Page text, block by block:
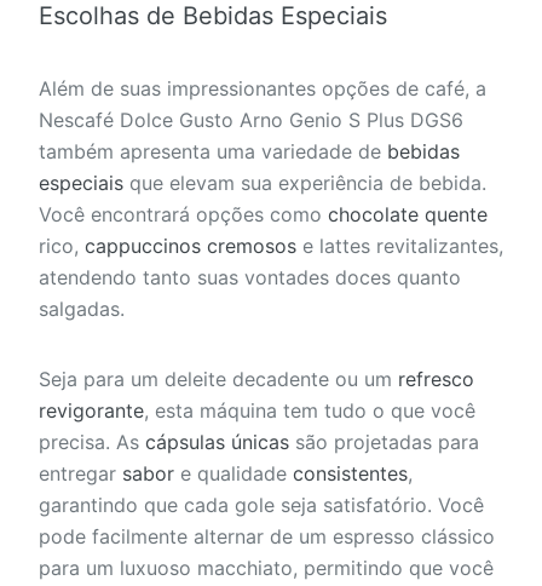
Escolhas de Bebidas Especiais
Além de suas impressionantes opções de café, a
Nescafé Dolce Gusto Arno Genio S Plus DGS6
também apresenta uma variedade de bebidas
especiais que elevam sua experiência de bebida.
Você encontrará opções como chocolate quente
rico, cappuccinos cremosos e lattes revitalizantes,
atendendo tanto suas vontades doces quanto
salgadas.
Seja para um deleite decadente ou um refresco
revigorante, esta máquina tem tudo o que você
precisa. As cápsulas únicas são projetadas para
entregar sabor e qualidade consistentes,
garantindo que cada gole seja satisfatório. Você
pode facilmente alternar de um espresso clássico
para um luxuoso macchiato, permitindo que você